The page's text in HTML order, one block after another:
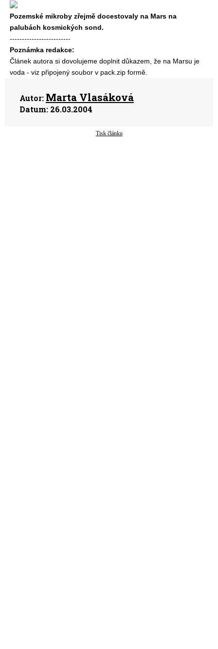
Pozemské mikroby zřejmě docestovaly na Mars na
palubách kosmických sond.
-------------------------
Poznámka redakce:
Článek autora si dovolujeme doplnit důkazem, že na Marsu je
voda - viz připojený soubor v pack.zip formě.
Autor: Marta Vlasáková
Datum: 26.03.2004
Tisk článku